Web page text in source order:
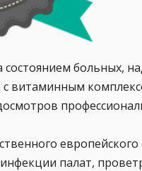
состоянием больных,
с витаминным
палат,